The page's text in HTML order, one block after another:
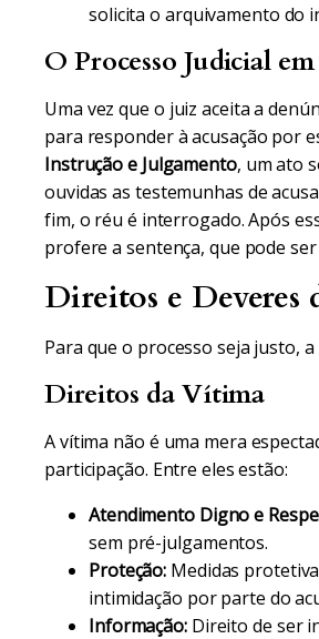
solicita o arquivamento do
O Processo Judicial
Uma vez que o juiz aceita a
para responder à acusação por
Instrução e Julgamento, um ato
ouvidas as testemunhas de
fim, o réu é interrogado. Após
profere a sentença, que pode
Direitos e Deveres
Para que o processo seja justo,
Direitos da Vítima
A vítima não é uma mera
participação. Entre eles estão:
Atendimento Digno e
sem pré-julgamentos.
Proteção: Medidas
intimidação por parte do
Informação:Direito de ser